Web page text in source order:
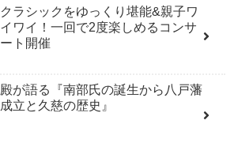
クラシックをゆっくり堪能&親子ワ
イワイ！一回で2度楽しめるコンサ
ート開催
殿が語る『南部氏の誕生から八戸藩
成立と久慈の歴史』